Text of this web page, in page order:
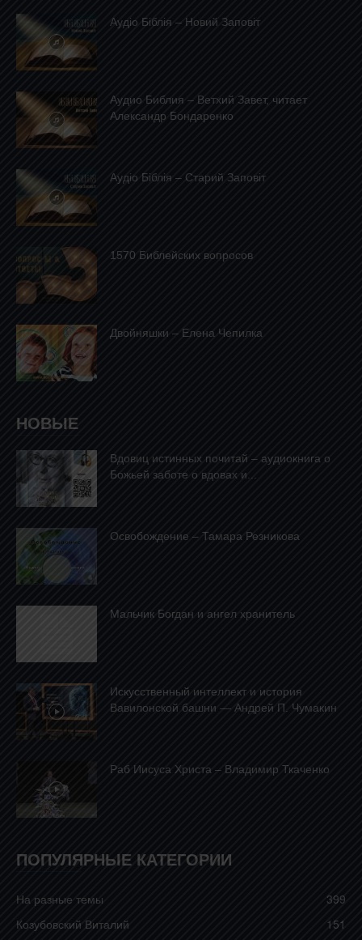
Аудіо Біблія – Новий Заповіт
Аудио Библия – Ветхий Завет, читает
Александр Бондаренко
Аудіо Біблія – Старий Заповіт
1570 Библейских вопросов
Двойняшки – Елена Чепилка
НОВЫЕ
Вдовиц истинных почитай – аудиокнига о
Божьей заботе о вдовах и...
Освобождение – Тамара Резникова
Mальчик Богдан и ангел хранитель
Искусственный интеллект и история
Вавилонской башни — Андрей П. Чумакин
Раб Иисуса Христа – Владимир Ткаченко
ПОПУЛЯРНЫЕ КАТЕГОРИИ
На разные темы
399
Козубовский Виталий
151